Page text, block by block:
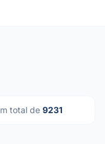
total de 9231